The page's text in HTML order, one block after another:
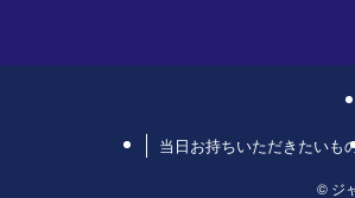
当日お持ちいただきたいも
©ジ